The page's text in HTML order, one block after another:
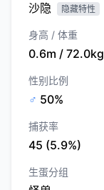
沙隐
隐藏特性
身高 / 体重
0.6m / 72.0kg
性别比例
♂ 50%
捕获率
45 (5.9%)
生蛋分组